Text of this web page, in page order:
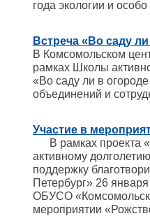
года экологии и
Встреча «Во саду
В Комсомольском
рамках Школы
«Во саду ли в
объединений и
Участие в
В рамках проекта
активному
поддержку
Петербург» 26
ОБУСО
мероприятии